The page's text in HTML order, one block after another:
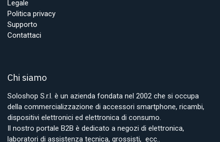
Legale
Politica privacy
Supporto
Contattaci
Chi siamo
Soloshop S.r.l. è un azienda fondata nel 2002 che si occupa
della commercializzazione di accessori smartphone, ricambi,
dispositivi elettronici ed elettronica di consumo.
Il nostro portale B2B è dedicato a negozi di elettronica,
laboratori di assistenza tecnica, grossisti, ecc..